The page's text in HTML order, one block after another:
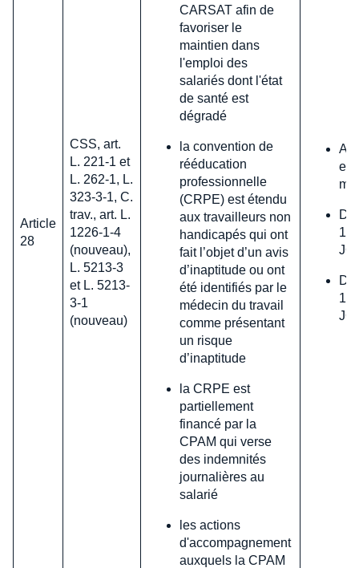
Article
28
CSS, art.
L. 221-1 et
L. 262-1, L.
323-3-1, C.
trav., art. L.
1226-1-4
(nouveau),
L. 5213-3
et L. 5213-
3-1
(nouveau)
CARSAT afin de
favoriser le
maintien dans
l'emploi des
salariés dont l'état
de santé est
dégradé
la convention de
rééducation
professionnelle
(CRPE) est étendu
aux travailleurs non
handicapés qui ont
fait l’objet d’un avis
d’inaptitude ou ont
été identifiés par le
médecin du travail
comme présentant
un risque
d’inaptitude
la CRPE est
partiellement
financé par la
CPAM qui verse
des indemnités
journalières au
salarié
les actions
d'accompagnement
auxquels la CPAM
en
D.
16
D.
16